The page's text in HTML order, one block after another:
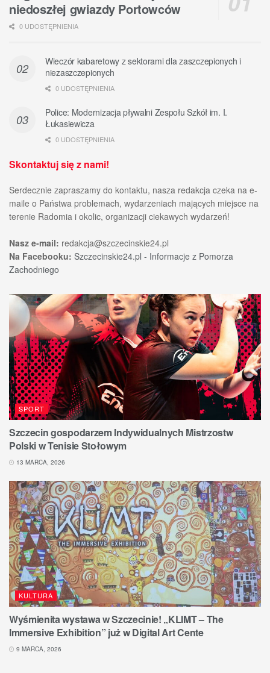
niedoszłej gwiazdy Portowców
0 UDOSTĘPNIENIA
Wieczór kabaretowy z sektorami dla zaszczepionych i
niezaszczepionych
0 UDOSTĘPNIENIA
Police: Modernizacja pływalni Zespołu Szkół im. I.
Łukasiewicza
0 UDOSTĘPNIENIA
Skontaktuj się z nami!
Serdecznie zapraszamy do kontaktu, nasza redakcja czeka na e-
maile o Państwa problemach, wydarzeniach mających miejsce na
terenie Radomia i okolic, organizacji ciekawych wydarzeń!
Nasz e-mail: redakcja@szczecinskie24.pl
Na Facebooku: Szczecinskie24.pl - Informacje z Pomorza
Zachodniego
SPORT
Szczecin gospodarzem Indywidualnych Mistrzostw
Polski w Tenisie Stołowym
13 MARCA, 2026
KULTURA
Wyśmienita wystawa w Szczecinie! „KLIMT – The
Immersive Exhibition” już w Digital Art Cente
9 MARCA, 2026